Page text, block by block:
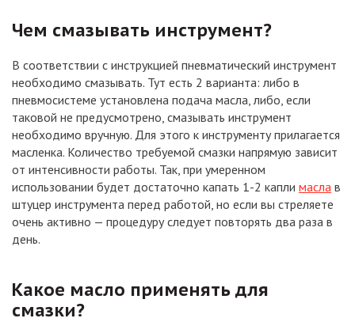
Чем смазывать инструмент?
В соответствии с инструкцией пневматический инструмент
необходимо смазывать. Тут есть 2 варианта: либо в
пневмосистеме установлена подача масла, либо, если
таковой не предусмотрено, смазывать инструмент
необходимо вручную. Для этого к инструменту прилагается
масленка. Количество требуемой смазки напрямую зависит
от интенсивности работы. Так, при умеренном
использовании будет достаточно капать 1-2 капли масла в
штуцер инструмента перед работой, но если вы стреляете
очень активно — процедуру следует повторять два раза в
день.
Какое масло применять для
смазки?